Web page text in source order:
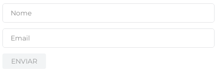
ENVIAR
papel higiênico
cerveja